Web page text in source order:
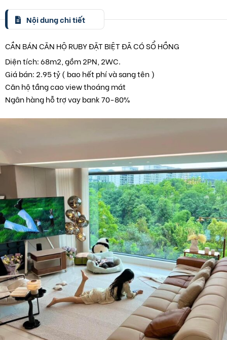
Nội dung chi tiết
CẦN BÁN CĂN HỘ RUBY ĐẶT BIỆT ĐÃ CÓ SỔ HỒNG
Diện tích: 68m2, gồm 2PN, 2WC.
Giá bán: 2.95 tỷ ( bao hết phí và sang tên )
Căn hộ tầng cao view thoáng mát
Ngân hàng hỗ trợ vay bank 70-80%